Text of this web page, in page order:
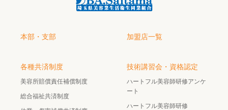
本部・支部 加盟店一覧
各種共済制度
美容所賠償責任補償制度
総合福祉共済制度
技術講習会・資格認定
ハートフル美容師研修アンケ
ート
ハートフル美容師研修